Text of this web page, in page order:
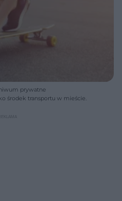
prywatne
środek transportu w mieście.